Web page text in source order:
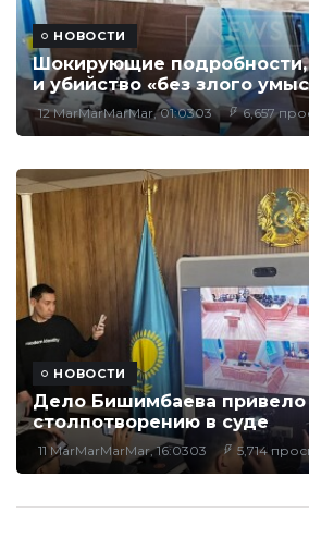
НОВОСТИ
Шокирующие
и убийство «без злого
12 MarMarMarMar, 01:0303 6,657
НОВОСТИ
Дело Бишимбаева привело
столпотворению в суде
11 MarMarMarMar, 16:0303 5,714